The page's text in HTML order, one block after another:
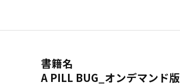
書籍名
A PILL BUG_オンデマンド版